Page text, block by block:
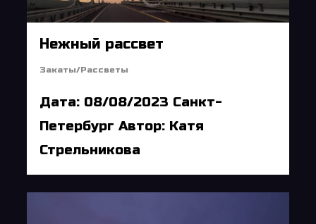
Нежный рассвет
Закаты/Рассветы
Дата: 08/08/2023 Санкт-
Петербург Автор: Катя
Стрельникова